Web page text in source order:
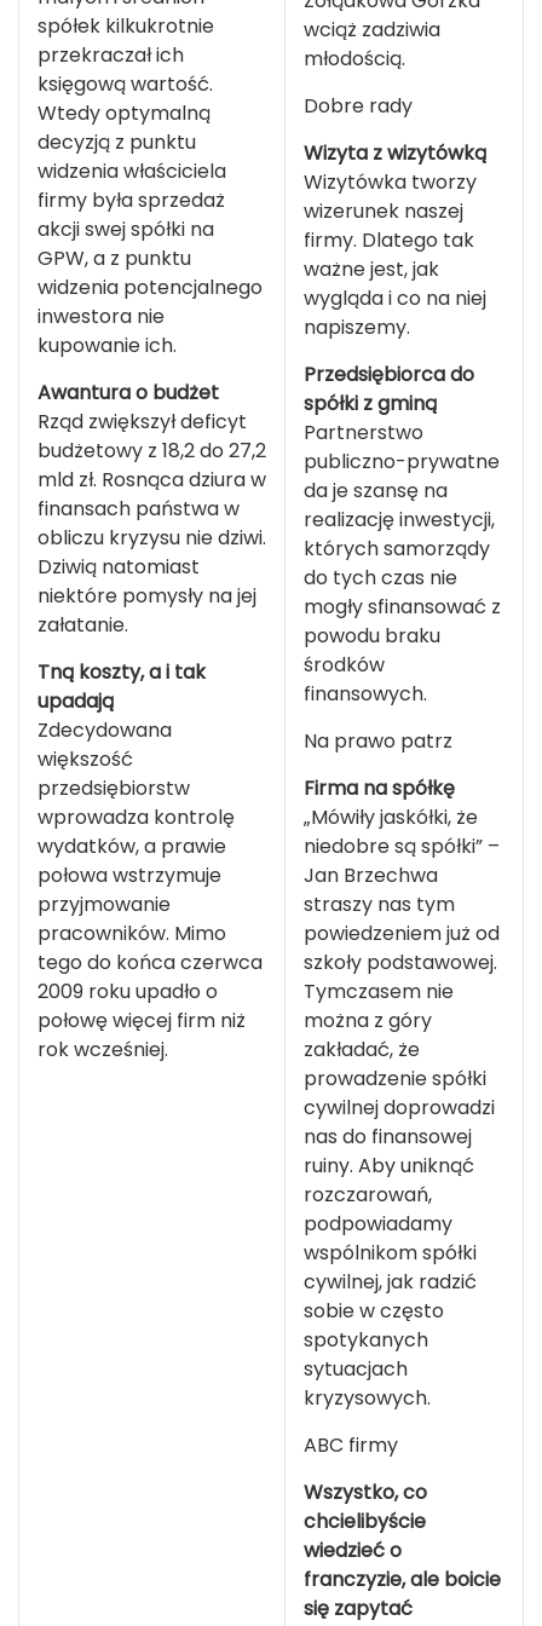
spółek kilkukrotnie
przekraczał ich
księgową wartość.
Wtedy optymalną
decyzją z punktu
widzenia właściciela
firmy była sprzedaż
akcji swej spółki na
GPW, a z punktu
widzenia potencjalnego
inwestora nie
kupowanie ich.
Awantura o budżet
Rząd zwiększył deficyt
budżetowy z 18,2 do 27,2
mld zł. Rosnąca dziura w
finansach państwa w
obliczu kryzysu nie dziwi.
Dziwią natomiast
niektóre pomysły na jej
załatanie.
Tną koszty, a i tak
upadają
Zdecydowana
większość
przedsiębiorstw
wprowadza kontrolę
wydatków, a prawie
połowa wstrzymuje
przyjmowanie
pracowników. Mimo
tego do końca czerwca
2009 roku upadło o
połowę więcej firm niż
rok wcześniej.
wciąż zadziwia
młodością.
Dobre rady
Wizyta z wizytówką
Wizytówka tworzy
wizerunek naszej
firmy. Dlatego tak
ważne jest, jak
wygląda i co na niej
napiszemy.
Przedsiębiorca do
spółki z gminą
Partnerstwo
publiczno-prywatne
da je szansę na
realizację inwestycji,
których samorządy
do tych czas nie
mogły sfinansować z
powodu braku
środków
finansowych.
Na prawo patrz
Firma na spółkę
„Mówiły jaskółki, że
niedobre są spółki” –
Jan Brzechwa
straszy nas tym
powiedzeniem już od
szkoły podstawowej.
Tymczasem nie
można z góry
zakładać, że
prowadzenie spółki
cywilnej doprowadzi
nas do finansowej
ruiny. Aby uniknąć
rozczarowań,
podpowiadamy
wspólnikom spółki
cywilnej, jak radzić
sobie w często
spotykanych
sytuacjach
kryzysowych.
ABC firmy
Wszystko, co
chcielibyście
wiedzieć o
franczyzie, ale boicie
się zapytać